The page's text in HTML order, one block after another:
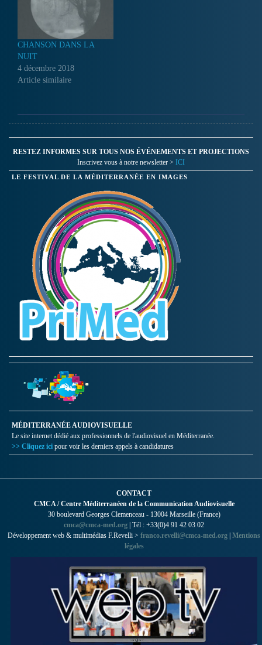
présentera deux clans de…
CHANSON DANS LA
NUIT
4 décembre 2018
Article similaire
RESTEZ INFORMES SUR TOUS NOS ÉVÉNEMENTS ET PROJECTIONS
Inscrivez vous à notre newsletter > ICI
LE FESTIVAL DE LA MÉDITERRANÉE EN IMAGES
MÉDITERRANÉE AUDIOVISUELLE
Le site internet dédié aux professionnels de l'audiovisuel en Méditerranée.
>> Cliquez ici pour voir les derniers appels à candidatures
CONTACT
CMCA / Centre Méditerranéen de la Communication Audiovisuelle
30 boulevard Georges Clemenceau - 13004 Marseille (France)
cmca@cmca-med.org | Tél : +33(0)4 91 42 03 02
Développement web & multimédias F.Revelli > franco.revelli@cmca-med.org | Mentions
légales